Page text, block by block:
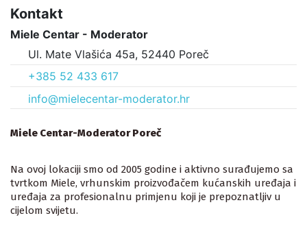
Kontakt
Miele Centar - Moderator
Ul. Mate Vlašića 45a, 52440 Poreč
+385 52 433 617
info@mielecentar-moderator.hr
Miele Centar-Moderator Poreč
Na ovoj lokaciji smo od 2005 godine i aktivno surađujemo sa
tvrtkom Miele, vrhunskim proizvođačem kućanskih uređaja i
uređaja za profesionalnu primjenu koji je prepoznatljiv u
cijelom svijetu.